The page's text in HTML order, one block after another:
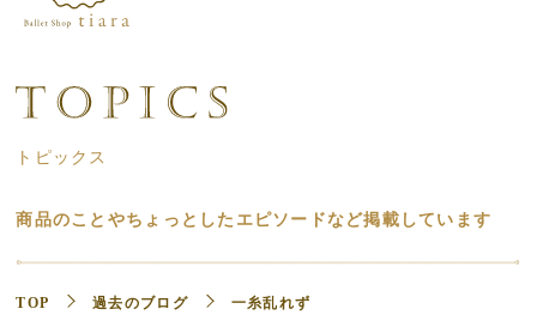
トピックス
商品のことやちょっとしたエピソードなど掲載しています
TOP 過去のブログ 一糸乱れず